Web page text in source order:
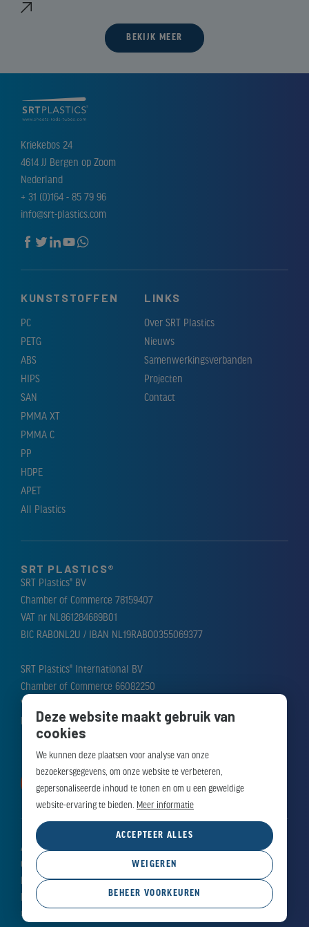
Deze website maakt gebruik van
cookies
We kunnen deze plaatsen voor analyse van onze
bezoekersgegevens, om onze website te verbeteren,
gepersonaliseerde inhoud te tonen en om u een geweldige
website-ervaring te bieden. Meer informatie
BEHEER VOORKEUREN
WEIGEREN
ACCEPTEER ALLES
BEKIJK MEER
Kriekebos 24
4614 JJ Bergen op Zoom
Nederland
+ 31 (0)164 - 85 79 96
info@srt-plastics.com
KUNSTSTOFFEN
PC
PETG
ABS
HIPS
SAN
PMMA XT
PMMA C
PP
HDPE
APET
All Plastics
LINKS
Over SRT Plastics
Nieuws
Samenwerkingsverbanden
Projecten
Contact
SRT PLASTICS®
SRT Plastics® BV
Chamber of Commerce 78159407
VAT nr NL861284689B01
BIC RABONL2U / IBAN NL19RABO0355069377
SRT Plastics® International BV
Chamber of Commerce 66082250
VAT nr NL856388476B01
BIC RABONL2U / IBAN NL51RABO0310184282
MAAK AFSPRAAK
Algemene voorwaarden
Cookieverklaring
Privacy policy
Materialen
© 2026 SRT Plastics® - Alle rechten voorbehouden